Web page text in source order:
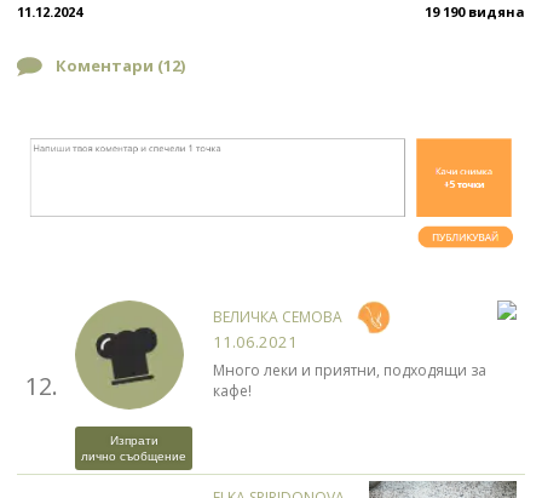
11.12.2024 19 190 видяна
Коментари (12)
12.
Изпрати
лично съобщение
ВЕЛИЧКА СЕМОВА
11.06.2021
Много леки и приятни, подходящи за
кафе!